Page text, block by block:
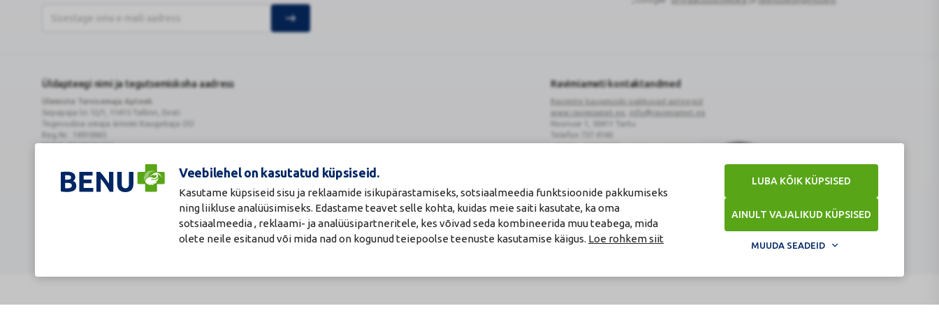
Veebilehel on kasutatud küpsiseid.
Kasutame küpsiseid sisu ja reklaamide isikupärastamiseks, sotsiaalmeedia funktsioonide pakkumiseks
ning liikluse analüüsimiseks. Edastame teavet selle kohta, kuidas meie saiti kasutate, ka oma
sotsiaalmeedia , reklaami- ja analüüsipartneritele, kes võivad seda kombineerida muu teabega, mida
olete neile esitanud või mida nad on kogunud teiepoolse teenuste kasutamise käigus. Loe rohkem siit
AINULT VAJALIKUD KÜPSISED
LUBA KÕIK KÜPSISED
MUUDA SEADEID
Üldapteegi nimi ja tegutsemiskoha aadress
Ülemiste Tervisemaja Apteek
Sepapaja tn 12/1, 11415 Tallinn, Eesti
Tegevusloa omaja ärinimi Kaugekaja OÜ
Reg.Nr.: 14910065
KMKR: EE102231405
Ravimiameti kontaktandmed
Ravimite kaugmüüki pakkuvad apteegid
www.ravimiamet.ee
info@ravimiamet.ee
Nooruse 1, 50411 Tartu
Telefon 737 4140
Ravimimüügi
õigust
tõendav
logo
õigust
tõendav
logo
Turvaline
ostukoht